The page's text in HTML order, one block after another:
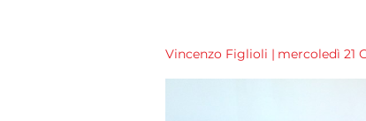
Vincenzo Figlioli | mercoledì 21